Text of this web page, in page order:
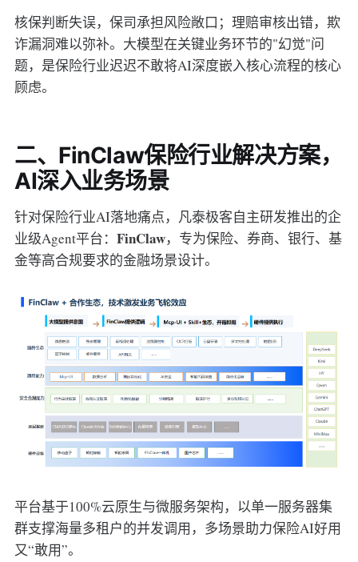
核保判断失误，保司承担风险敞口；理赔审核出错，欺
诈漏洞难以弥补。大模型在关键业务环节的"幻觉"问
题，是保险行业迟迟不敢将AI深度嵌入核心流程的核心
顾虑。
二、FinClaw保险行业解决方案，
AI深入业务场景
针对保险行业AI落地痛点，凡泰极客自主研发推出的企
业级Agent平台： FinClaw，专为保险、券商、银行、基
金等高合规要求的金融场景设计。
平台基于100%云原生与微服务架构，以单一服务器集
群支撑海量多租户的并发调用，多场景助力保险AI好用
又“敢用”。